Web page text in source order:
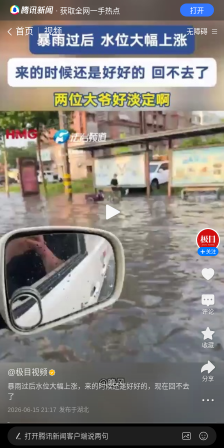
· 获取全网一手热点 打开
首页 视频 无障碍
@极目视频
暴雨过后水位大幅上涨，来的时候还是好好的，现在回不去
了
2026-06-15 21:17 发布于湖北
关注
评论
收藏
分享
打开腾讯新闻客户端说两句